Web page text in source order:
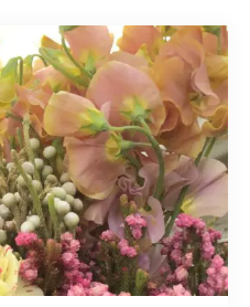
5248
でお知らせします